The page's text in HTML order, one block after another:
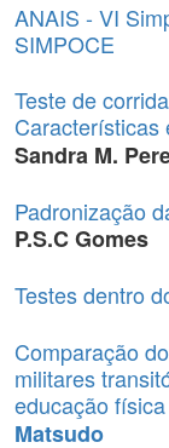
ANAIS - VI
SIMPOCE
Teste de
Características
Sandra M.
Padronização
P.S.C Gomes
Testes dentro
Comparação
militares
educação física
Matsudo